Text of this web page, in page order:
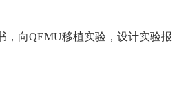
，向QEMU移植实验，设计实验报